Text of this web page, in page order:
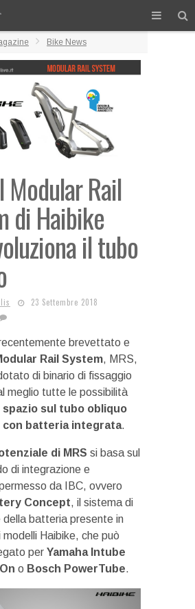
Bike News
Modular Rail
di Haibike
il tubo
23 Settembre 2018
brevettato e
Rail System, MRS,
di binario di fissaggio
meglio tutte le possibilità
spazio sul tubo obliquo
con batteria integrata.
di MRS si basa sul
di integrazione e
da IBC, ovvero
Concept, il sistema di
della batteria presente in
Haibike, che può
per Yamaha Intube
o Bosch PowerTube.